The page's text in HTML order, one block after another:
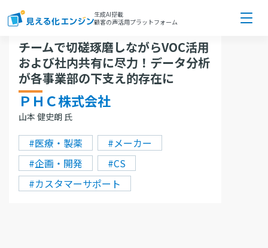
生成AI搭載
顧客の声活用プラットフォーム
導入事例
概要
チームで切磋琢磨しながらVOC活用
および社内共有に尽力！データ分析
が各事業部の下支え的存在に
ＰＨＣ株式会社
山本 健史朗 氏
#医療・製薬
#メーカー
#企画・開発
#CS
#カスタマーサポート